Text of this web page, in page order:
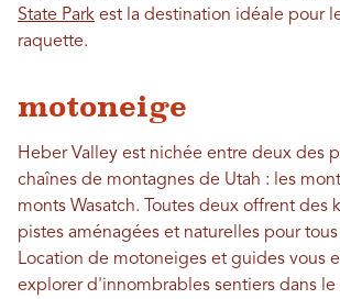
State Park est la destination idéale pour
raquette.
motoneige
Heber Valley est nichée entre deux des
chaînes de montagnes de Utah : les
monts Wasatch. Toutes deux offrent des
pistes aménagées et naturelles pour
Location de motoneiges et guides vous
explorer d'innombrables sentiers dans